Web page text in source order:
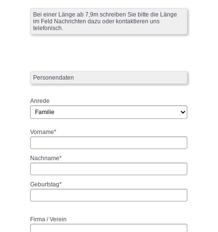
Bei einer Länge ab 7,9m schreiben Sie bitte die Länge
im Feld Nachrichten dazu oder kontaktieren uns
telefonisch.
Personendaten
Anrede
Vorname*
Nachname*
Geburtstag*
Firma / Verein